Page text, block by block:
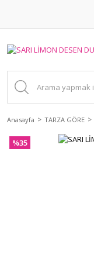
Anasayfa TARZA GÖRE
%35